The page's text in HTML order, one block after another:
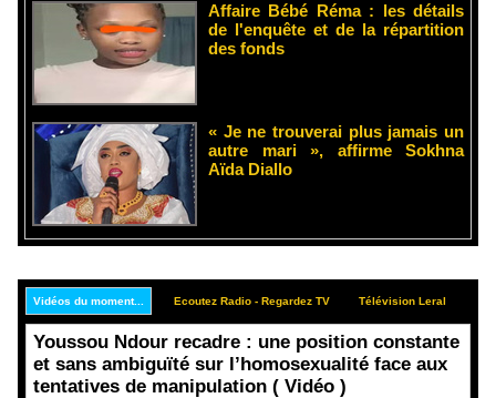
Affaire Bébé Réma : les détails
de l'enquête et de la répartition
des fonds
« Je ne trouverai plus jamais un
autre mari », affirme Sokhna
Aïda Diallo
Vidéos du moment... Ecoutez Radio - Regardez TV Télévision Leral
Youssou Ndour recadre : une position constante
et sans ambiguïté sur l’homosexualité face aux
tentatives de manipulation ( Vidéo )